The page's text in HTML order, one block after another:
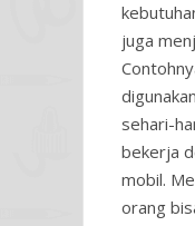
juga
sehari-
bekerja
mobil.
orang